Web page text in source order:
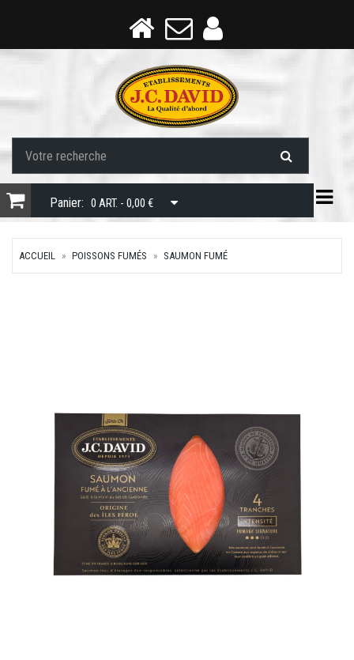
Panier: 0 ART. - 0,00 €
ACCUEIL POISSONS FUMÉS SAUMON FUMÉ